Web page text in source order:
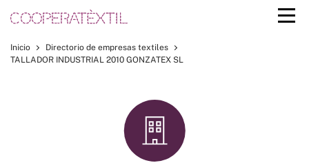
Inicio
Directorio de empresas textiles
TALLADOR INDUSTRIAL 2010 GONZATEX SL